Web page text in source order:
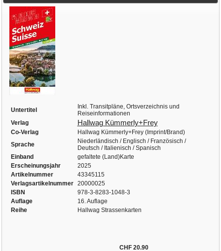
Untertitel
Inkl. Transitpläne, Ortsverzeichnis und
Reiseinformationen
Verlag
Hallwag Kümmerly+Frey
Co-Verlag
Hallwag Kümmerly+Frey (Imprint/Brand)
Sprache
Niederländisch / Englisch / Französisch /
Deutsch / Italienisch / Spanisch
Einband
gefaltete (Land)Karte
Erscheinungsjahr
2025
Artikelnummer
43345115
Verlagsartikelnummer
20000025
ISBN
978-3-8283-1048-3
Auflage
16. Auflage
Reihe
Hallwag Strassenkarten
CHF 20.90